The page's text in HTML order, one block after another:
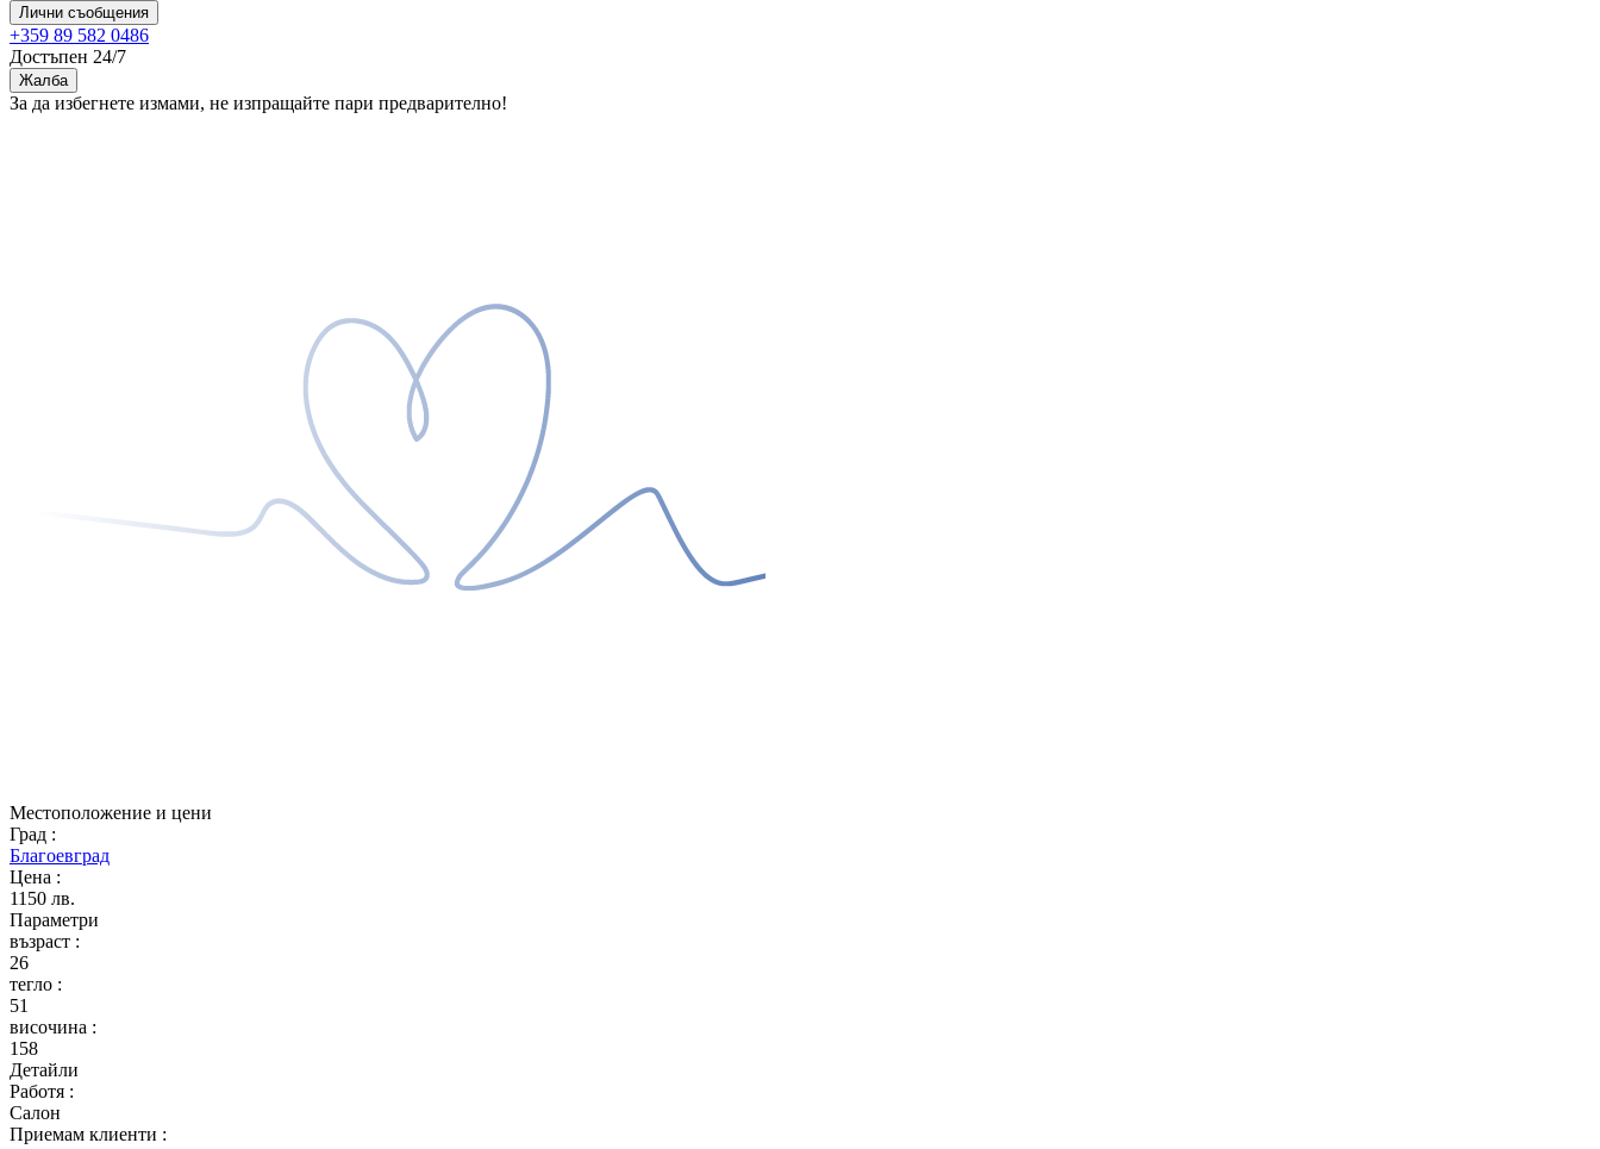
Лични съобщения
+359 89 582 0486
Достъпен 24/7
Жалба
За да избегнете измами, не изпращайте пари предварително!
Местоположение и цени
Град :
Благоевград
Цена :
1150 лв.
Параметри
възраст :
26
тегло :
51
височина :
158
Детайли
Работя :
Салон
Приемам клиенти :